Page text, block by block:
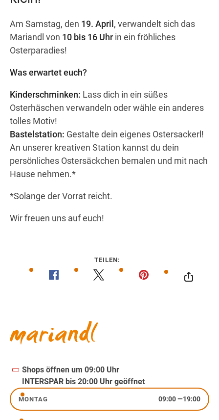
Wegbeschreibung
Am Samstag, den 19. April , verwandelt sich das
Mariandl von 10 bis 16 Uhr in ein fröhliches
Osterparadies!
Was erwartet euch?
Kinderschminken: Lass dich in ein süßes
Osterhäschen verwandeln oder wähle ein anderes
tolles Motiv!
Bastelstation: Gestalte dein eigenes Ostersackerl!
An unserer kreativen Station kannst du dein
persönliches Ostersäckchen bemalen und mit nach
Hause nehmen.*
*Solange der Vorrat reicht.
Wir freuen uns auf euch!
TEILEN:
Shops öffnen um 09:00 Uhr
INTERSPAR bis 20:00 Uhr geöffnet
Montag
MONTAG 09:00—19:00